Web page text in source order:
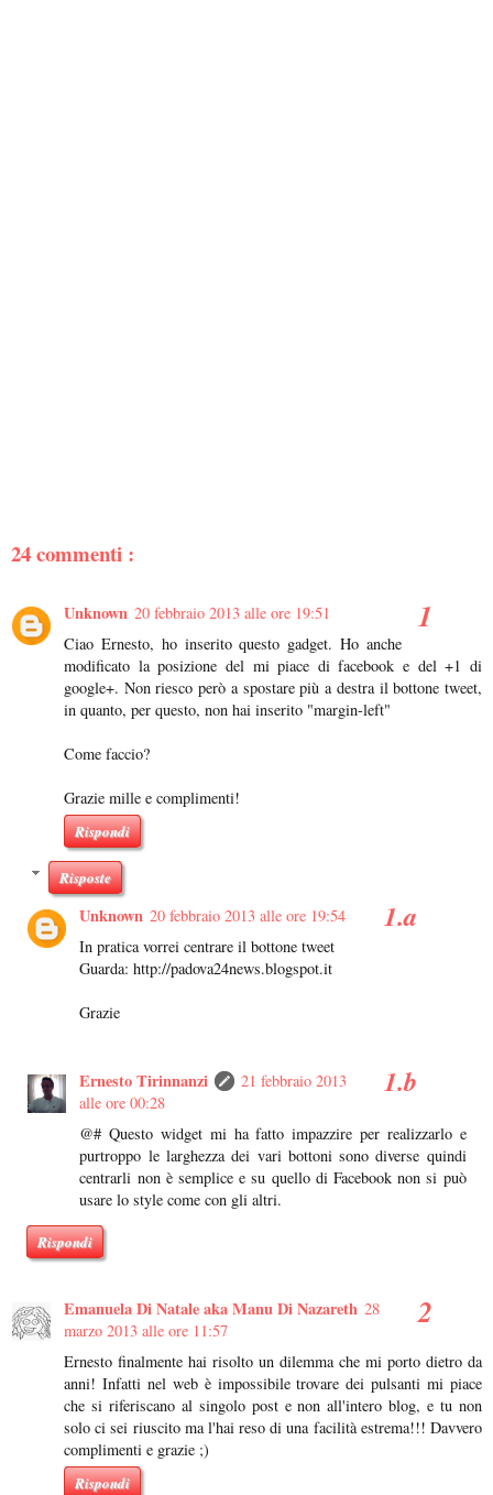
24 commenti :
Unknown 20 febbraio 2013 alle ore 19:51
Ciao Ernesto, ho inserito questo gadget. Ho anche
modificato la posizione del mi piace di facebook e del +1 di
google+. Non riesco però a spostare più a destra il bottone tweet,
in quanto, per questo, non hai inserito "margin-left"
Come faccio?
Grazie mille e complimenti!
Rispondi
Risposte
Unknown 20 febbraio 2013 alle ore 19:54
In pratica vorrei centrare il bottone tweet
Guarda: http://padova24news.blogspot.it
Grazie
Ernesto Tirinnanzi
21 febbraio 2013
alle ore 00:28
@# Questo widget mi ha fatto impazzire per realizzarlo e
purtroppo le larghezza dei vari bottoni sono diverse quindi
centrarli non è semplice e su quello di Facebook non si può
usare lo style come con gli altri.
Rispondi
Emanuela Di Natale aka Manu Di Nazareth 28
marzo 2013 alle ore 11:57
Ernesto finalmente hai risolto un dilemma che mi porto dietro da
anni! Infatti nel web è impossibile trovare dei pulsanti mi piace
che si riferiscano al singolo post e non all'intero blog, e tu non
solo ci sei riuscito ma l'hai reso di una facilità estrema!!! Davvero
complimenti e grazie ;)
Rispondi